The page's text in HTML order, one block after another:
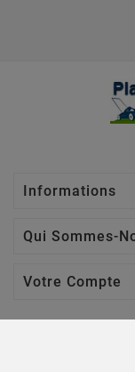
Informations
Qui Sommes-
Votre Compte